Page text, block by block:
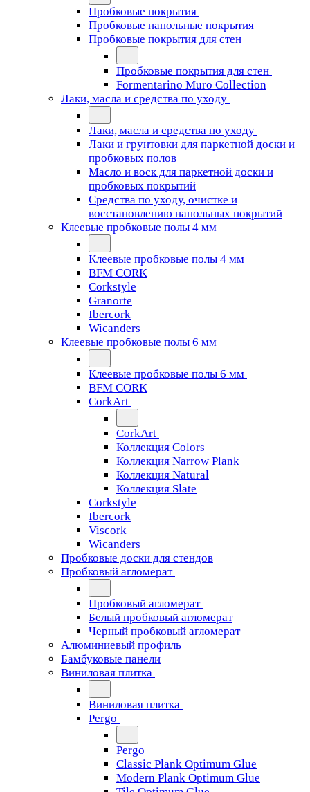
Пробковые покрытия
Пробковые напольные покрытия
Пробковые покрытия для стен
Пробковые покрытия для стен
Formentarino Muro Collection
Лаки, масла и средства по уходу
Лаки, масла и средства по уходу
Лаки и грунтовки для паркетной доски и
пробковых полов
Масло и воск для паркетной доски и
пробковых покрытий
Средства по уходу, очистке и
восстановлению напольных покрытий
Клеевые пробковые полы 4 мм
Клеевые пробковые полы 4 мм
BFM CORK
Corkstyle
Granorte
Ibercork
Wicanders
Клеевые пробковые полы 6 мм
Клеевые пробковые полы 6 мм
BFM CORK
CorkArt
CorkArt
Коллекция Colors
Коллекция Narrow Plank
Коллекция Natural
Коллекция Slate
Corkstyle
Ibercork
Viscork
Wicanders
Пробковые доски для стендов
Пробковый агломерат
Пробковый агломерат
Белый пробковый агломерат
Черный пробковый агломерат
Алюминиевый профиль
Бамбуковые панели
Виниловая плитка
Виниловая плитка
Pergo
Pergo
Classic Plank Optimum Glue
Modern Plank Optimum Glue